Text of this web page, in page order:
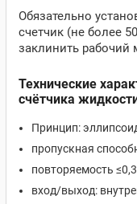
Обязательно
счетчик (не более
заклинить рабочий
Технические
счётчика
Принцип:
пропускная
повторяемость
вход/выход: